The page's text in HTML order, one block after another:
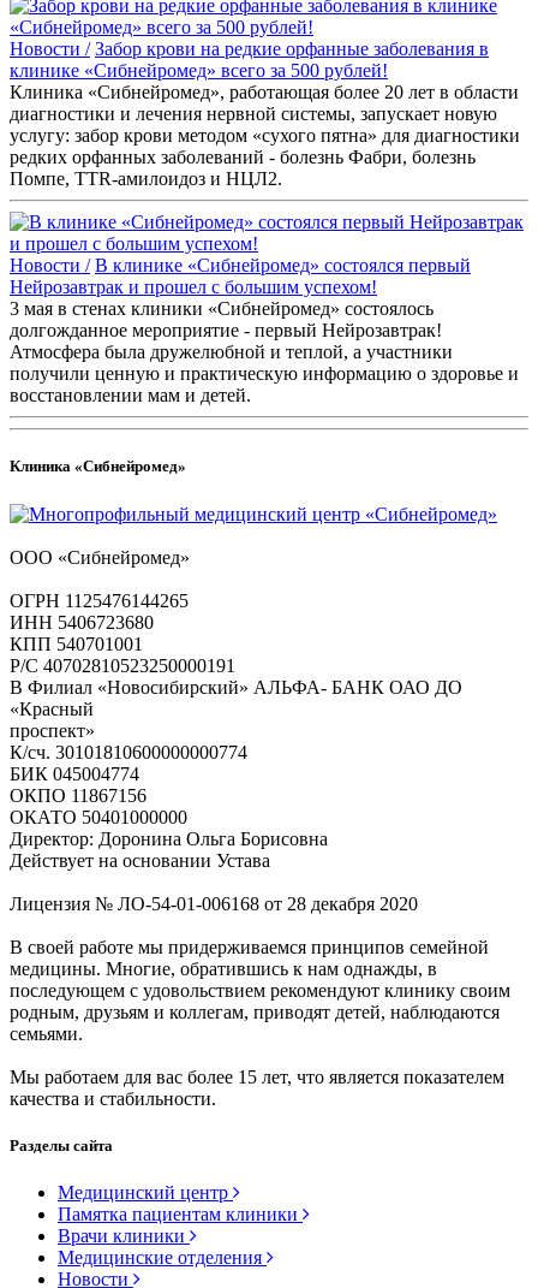
Новости / Забор крови на редкие орфанные заболевания в
клинике «Сибнейромед» всего за 500 рублей!
Клиника «Сибнейромед», работающая более 20 лет в области
диагностики и лечения нервной системы, запускает новую
услугу: забор крови методом «сухого пятна» для диагностики
редких орфанных заболеваний - болезнь Фабри, болезнь
Помпе, TTR-амилоидоз и НЦЛ2.
Новости / В клинике «Сибнейромед» состоялся первый
Нейрозавтрак и прошел с большим успехом!
3 мая в стенах клиники «Сибнейромед» состоялось
долгожданное мероприятие - первый Нейрозавтрак!
Атмосфера была дружелюбной и теплой, а участники
получили ценную и практическую информацию о здоровье и
восстановлении мам и детей.
Клиника «Сибнейромед»
ООО «Сибнейромед»
ОГРН 1125476144265
ИНН 5406723680
КПП 540701001
Р/С 40702810523250000191
В Филиал «Новосибирский» АЛЬФА- БАНК ОАО ДО
«Красный
проспект»
К/сч. 30101810600000000774
БИК 045004774
ОКПО 11867156
ОКАТО 50401000000
Директор: Доронина Ольга Борисовна
Действует на основании Устава
Лицензия № ЛО-54-01-006168 от 28 декабря 2020
В своей работе мы придерживаемся принципов семейной
медицины. Многие, обратившись к нам однажды, в
последующем с удовольствием рекомендуют клинику своим
родным, друзьям и коллегам, приводят детей, наблюдаются
семьями.
Мы работаем для вас более 15 лет, что является показателем
качества и стабильности.
Разделы сайта
Медицинский центр
Памятка пациентам клиники
Врачи клиники
Медицинские отделения
Новости